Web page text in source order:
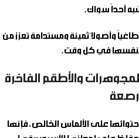
أحداً سواك.
وأصولاً ثمينة ومستدامة تعزز من
بنفسها في كل وقت.
والأطقم الفاخرة
على الألماس الخالص، فإنها